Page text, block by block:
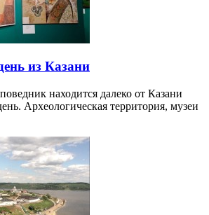
из Казани
находится далеко от Казани
Археологическая территория, музеи